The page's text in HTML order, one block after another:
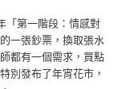
「第一階段：情感對
一張鈔票，換取張水
都有一個需求，買點
別發布了年宵花市，